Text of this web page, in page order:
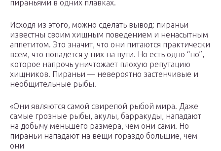
пираньями в одних плавках.
Исходя из этого, можно сделать вывод: пираньи
известны своим хищным поведением и ненасытным
аппетитом. Это значит, что они питаются практически
всем, что попадется у них на пути. Но есть одно “но”,
которое напрочь уничтожает плохую репутацию
хищников. Пираньи — невероятно застенчивые и
необщительные рыбы.
«Они являются самой свирепой рыбой мира. Даже
самые грозные рыбы, акулы, барракуды, нападают
на добычу меньшего размера, чем они сами. Но
пираньи нападают на вещи гораздо большие, чем
они